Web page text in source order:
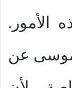
الأمور.
عن